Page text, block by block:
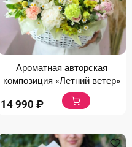
Ароматная авторская
композиция «Летний ветер»
14 990 ₽